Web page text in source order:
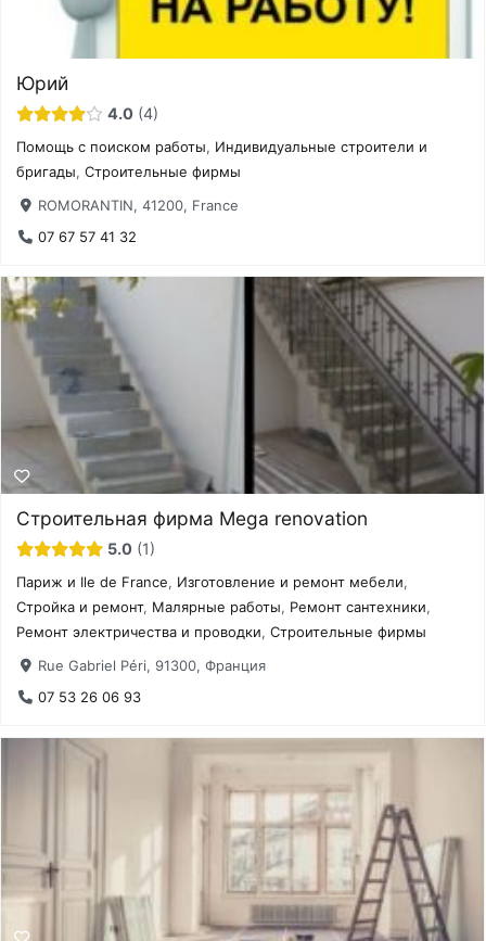
Юрий
4.0 4
Помощь с поиском работы, Индивидуальные строители и
бригады,Строительные фирмы
ROMORANTIN, 41200, France
07 67 57 41 32
Строительная фирма Mega renovation
5.0 1
Париж и Ile de France, Изготовление и ремонт мебели,
Стройка и ремонт, Малярные работы, Ремонт сантехники,
Ремонт электричества и проводки,Строительные фирмы
Rue Gabriel Péri, 91300, Франция
07 53 26 06 93